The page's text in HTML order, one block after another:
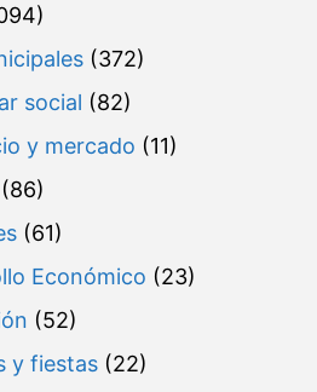
(372)
social (82)
y mercado (11)
(86)
(61)
Económico (23)
(52)
y fiestas(22)